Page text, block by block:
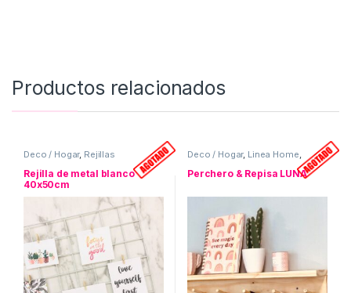
Productos relacionados
Deco / Hogar, Rejillas
Rejilla de metal blanco
40x50cm
Deco / Hogar, Linea Home
Percheros
Perchero & Repisa LUNA